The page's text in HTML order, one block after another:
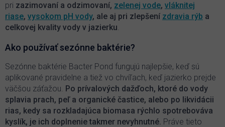
pri zazimovaní a odzimovaní, zelenej vode, vláknitej
riase, vysokom pH vody, ale aj pri zlepšení zdravia rýb a
celkovej kvality vody v jazierku.
Ako používať sezónne baktérie?
Sezónne baktérie Bacter Pond fungujú najlepšie, keď sú
aplikované pravidelne a tiež vo chvíľach, keď jazierko prejde
väčšou záťažou. Po prívalových dažďoch, ktoré do vody
splavia prach, peľ a organické častice, alebo po likvidácii
rias, kedy sa rozkladajúca biomasa rýchlo spotrebováva
kyslík, je ich doplnenie takmer nevyhnutné. Práve tieto